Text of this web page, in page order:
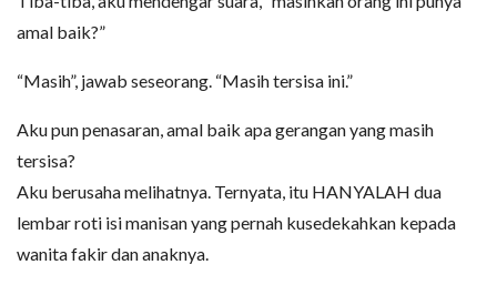
amal baik?”
“Masih”, jawab seseorang. “Masih tersisa ini.”
Aku pun penasaran, amal baik apa gerangan yang masih
tersisa?
Aku berusaha melihatnya. Ternyata, itu HANYALAH dua
lembar roti isi manisan yang pernah kusedekahkan kepada
wanita fakir dan anaknya.